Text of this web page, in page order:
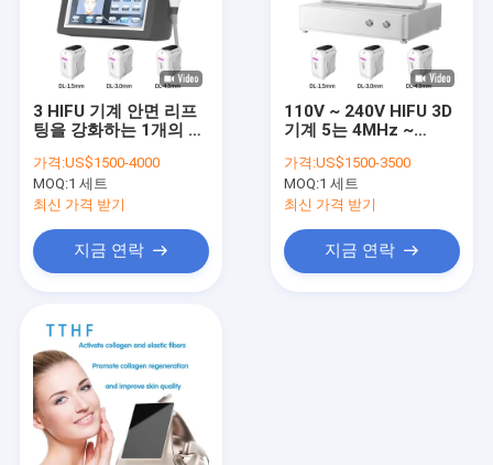
트리플 파장 레이저 제모
IPL 제모기
장기 펄스 레이저 탈모
CO2 분수 레이저 기계
피코세컨드 레이저 머신
PDT 기계
마이크로 니들링 머신
EMS 몸 조각 기계
3 HIFU 기계 안면 리프
팅을 강화하는 1개의 질
가격:US$1500-4000
MOQ:1 세트
최신 가격 받기
지금 연락
110V ~ 240V HIFU 3D
기계 5는 4MHz ~
가격:US$1500-3500
MOQ:1 세트
최신 가격 받기
지금 연락